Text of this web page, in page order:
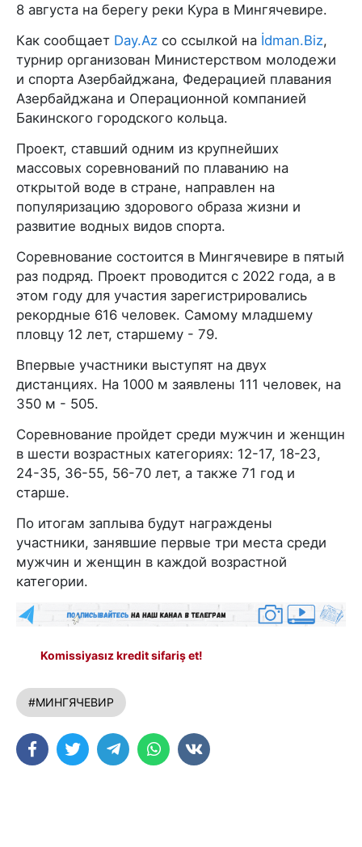
8 августа на берегу реки Кура в Мингячевире.
Как сообщает Day.Az со ссылкой на İdman.Biz,
турнир организован Министерством молодежи
и спорта Азербайджана, Федерацией плавания
Азербайджана и Операционной компанией
Бакинского городского кольца.
Проект, ставший одним из крупнейших
массовых соревнований по плаванию на
открытой воде в стране, направлен на
популяризацию здорового образа жизни и
развитие водных видов спорта.
Соревнование состоится в Мингячевире в пятый
раз подряд. Проект проводится с 2022 года, а в
этом году для участия зарегистрировались
рекордные 616 человек. Самому младшему
пловцу 12 лет, старшему - 79.
Впервые участники выступят на двух
дистанциях. На 1000 м заявлены 111 человек, на
350 м - 505.
Соревнование пройдет среди мужчин и женщин
в шести возрастных категориях: 12-17, 18-23,
24-35, 36-55, 56-70 лет, а также 71 год и
старше.
По итогам заплыва будут награждены
участники, занявшие первые три места среди
мужчин и женщин в каждой возрастной
категории.
Komissiyasız kredit sifariş et!
#МИНГЯЧЕВИР